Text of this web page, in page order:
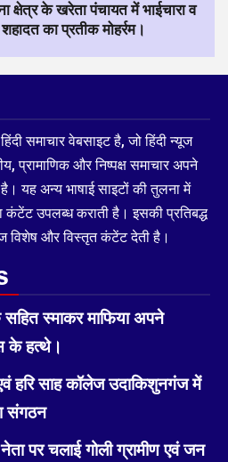
क्षेत्र के खरेता पंचायत में भाईचारा व
का प्रतीक मोहर्रम।
समाचार वेबसाइट है, जो हिंदी न्यूज
प्रामाणिक और निष्पक्ष समाचार अपने
यह अन्य भाषाई साइटों की तुलना में
कंटेंट उपलब्ध कराती है। इसकी प्रतिबद्ध
विशेष और विस्तृत कंटेंट देती है।
स्माकर माफिया अपने
के हत्थे।
हरि साह कॉलेज उदाकिशुनगंज में
संगठन
पर चलाई गोली ग्रामीण एवं जन